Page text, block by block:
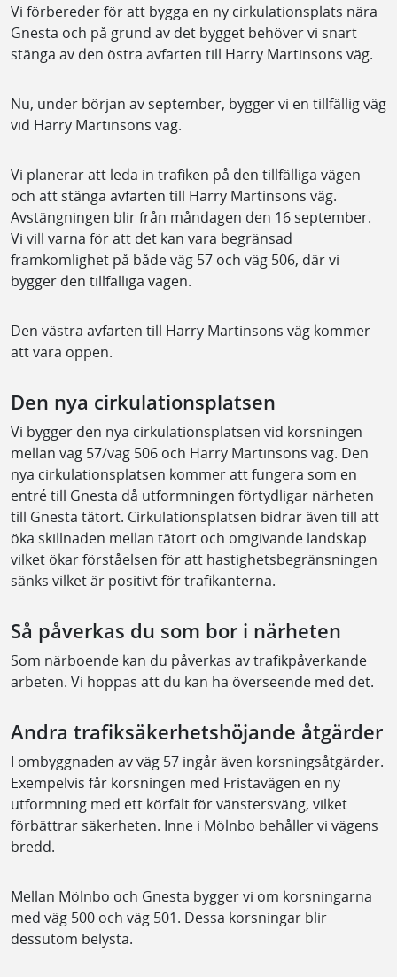
Vi förbereder för att bygga en ny cirkulationsplats nära
Gnesta och på grund av det bygget behöver vi snart
stänga av den östra avfarten till Harry Martinsons väg.
Nu, under början av september, bygger vi en tillfällig väg
vid Harry Martinsons väg.
Vi planerar att leda in trafiken på den tillfälliga vägen
och att stänga avfarten till Harry Martinsons väg.
Avstängningen blir från måndagen den 16 september.
Vi vill varna för att det kan vara begränsad
framkomlighet på både väg 57 och väg 506, där vi
bygger den tillfälliga vägen.
Den västra avfarten till Harry Martinsons väg kommer
att vara öppen.
Den nya cirkulationsplatsen
Vi bygger den nya cirkulationsplatsen vid korsningen
mellan väg 57/väg 506 och Harry Martinsons väg. Den
nya cirkulationsplatsen kommer att fungera som en
entré till Gnesta då utformningen förtydligar närheten
till Gnesta tätort. Cirkulationsplatsen bidrar även till att
öka skillnaden mellan tätort och omgivande landskap
vilket ökar förståelsen för att hastighetsbegränsningen
sänks vilket är positivt för trafikanterna.
Så påverkas du som bor i närheten
Som närboende kan du påverkas av trafikpåverkande
arbeten. Vi hoppas att du kan ha överseende med det.
Andra trafiksäkerhetshöjande åtgärder
I ombyggnaden av väg 57 ingår även korsningsåtgärder.
Exempelvis får korsningen med Fristavägen en ny
utformning med ett körfält för vänstersväng, vilket
förbättrar säkerheten. Inne i Mölnbo behåller vi vägens
bredd.
Mellan Mölnbo och Gnesta bygger vi om korsningarna
med väg 500 och väg 501. Dessa korsningar blir
dessutom belysta.